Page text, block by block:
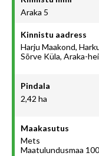
Araka 5
Kinnistu aadress
Harju Maakond,
Sõrve Küla, Araka-
Pindala
2,42 ha
Maakasutus
Mets
Maatulundusmaa